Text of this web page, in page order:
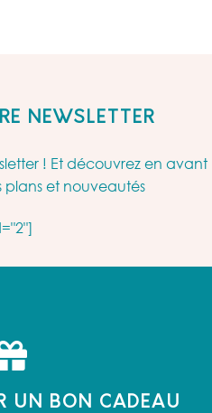
NEWSLETTER
! Et découvrez en avant
plans et nouveautés
UN BON CADEAU